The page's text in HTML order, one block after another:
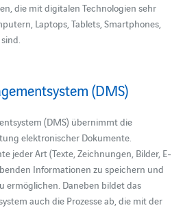
die mit digitalen Technologien sehr
Laptops, Tablets, Smartphones,
(DMS)
(DMS) übernimmt die
elektronischer Dokumente.
jeder Art (Texte, Zeichnungen, Bilder, E-
Informationen zu speichern und
ermöglichen. Daneben bildet das
auch die Prozesse ab, die mit der